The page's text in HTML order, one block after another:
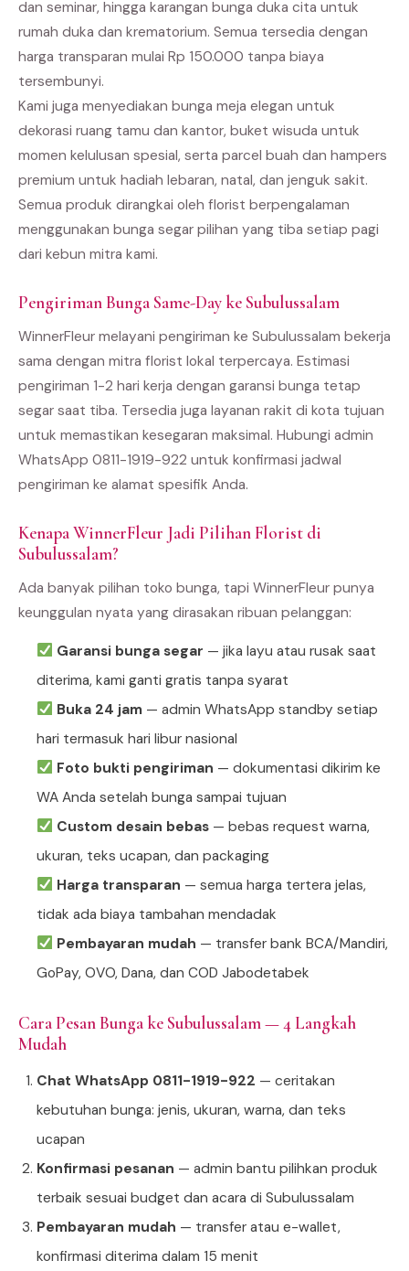
dan seminar, hingga karangan bunga duka cita untuk
rumah duka dan krematorium. Semua tersedia dengan
harga transparan mulai Rp 150.000 tanpa biaya
tersembunyi.
Kami juga menyediakan bunga meja elegan untuk
dekorasi ruang tamu dan kantor, buket wisuda untuk
momen kelulusan spesial, serta parcel buah dan hampers
premium untuk hadiah lebaran, natal, dan jenguk sakit.
Semua produk dirangkai oleh florist berpengalaman
menggunakan bunga segar pilihan yang tiba setiap pagi
dari kebun mitra kami.
Pengiriman Bunga Same-Day ke Subulussalam
WinnerFleur melayani pengiriman ke Subulussalam bekerja
sama dengan mitra florist lokal terpercaya. Estimasi
pengiriman 1-2 hari kerja dengan garansi bunga tetap
segar saat tiba. Tersedia juga layanan rakit di kota tujuan
untuk memastikan kesegaran maksimal. Hubungi admin
WhatsApp 0811-1919-922 untuk konfirmasi jadwal
pengiriman ke alamat spesifik Anda.
Kenapa WinnerFleur Jadi Pilihan Florist di
Subulussalam?
Ada banyak pilihan toko bunga, tapi WinnerFleur punya
keunggulan nyata yang dirasakan ribuan pelanggan:
Garansi bunga segar — jika layu atau rusak saat
diterima, kami ganti gratis tanpa syarat
Buka 24 jam— admin WhatsApp standby setiap
hari termasuk hari libur nasional
Foto bukti pengiriman — dokumentasi dikirim ke
WA Anda setelah bunga sampai tujuan
Custom desain bebas— bebas request warna,
ukuran, teks ucapan, dan packaging
Harga transparan — semua harga tertera jelas,
tidak ada biaya tambahan mendadak
Pembayaran mudah — transfer bank BCA/Mandiri,
GoPay, OVO, Dana, dan COD Jabodetabek
Cara Pesan Bunga ke Subulussalam — 4 Langkah
Mudah
Chat WhatsApp 0811-1919-922 — ceritakan
kebutuhan bunga: jenis, ukuran, warna, dan teks
ucapan
Konfirmasi pesanan — admin bantu pilihkan produk
terbaik sesuai budget dan acara di Subulussalam
Pembayaran mudah — transfer atau e-wallet,
konfirmasi diterima dalam 15 menit